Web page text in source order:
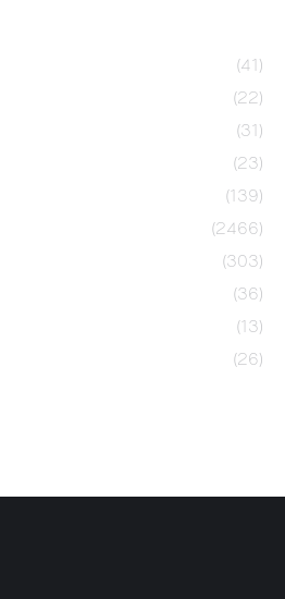
(41)
(22)
(31)
(23)
(139)
(2466)
(303)
(36)
(13)
(26)